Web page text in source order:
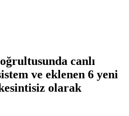
canlı
ve eklenen 6 yeni
olarak